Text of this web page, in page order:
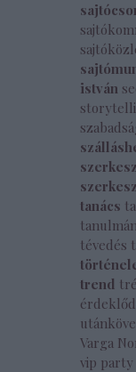
istván
tanács
tévedés
trend
Varga
vip party